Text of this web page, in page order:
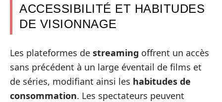
ACCESSIBILITÉ ET HABITUDES
DE VISIONNAGE
Les plateformes de streaming offrent un accès
sans précédent à un large éventail de films et
de séries, modifiant ainsi les habitudes de
consommation. Les spectateurs peuvent